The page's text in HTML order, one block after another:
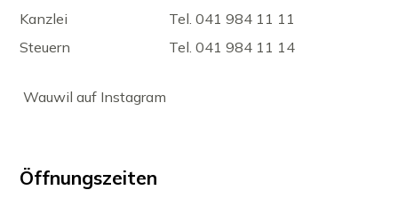
Kanzlei
Tel. 041 984 11 11
Steuern
Tel. 041 984 11 14
Wauwil auf Instagram
Öffnungszeiten